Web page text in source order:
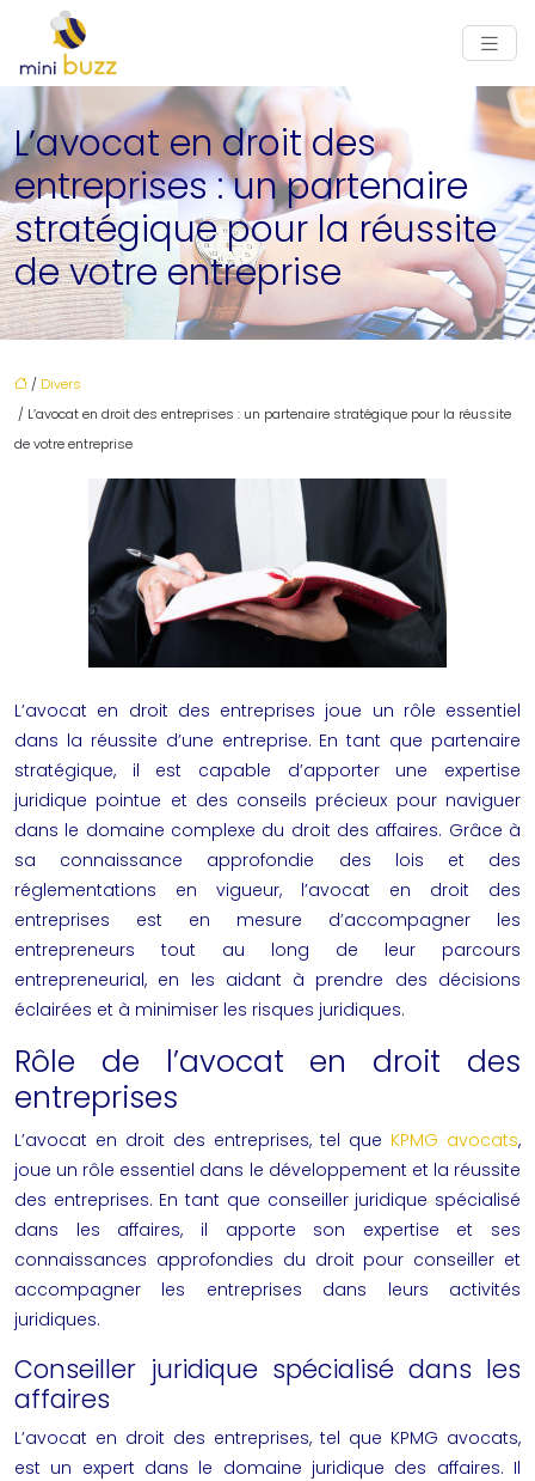
L’avocat en droit des
entreprises : un partenaire
stratégique pour la réussite
de votre entreprise
/ Divers
/ L’avocat en droit des entreprises : un partenaire stratégique pour la réussite
de votre entreprise
L’avocat en droit des entreprises joue un rôle essentiel
dans la réussite d’une entreprise. En tant que partenaire
stratégique, il est capable d’apporter une expertise
juridique pointue et des conseils précieux pour naviguer
dans le domaine complexe du droit des affaires. Grâce à
sa connaissance approfondie des lois et des
réglementations en vigueur, l’avocat en droit des
entreprises est en mesure d’accompagner les
entrepreneurs tout au long de leur parcours
entrepreneurial, en les aidant à prendre des décisions
éclairées et à minimiser les risques juridiques.
Rôle de l’avocat en droit des
entreprises
L’avocat en droit des entreprises, tel que KPMG avocats,
joue un rôle essentiel dans le développement et la réussite
des entreprises. En tant que conseiller juridique spécialisé
dans les affaires, il apporte son expertise et ses
connaissances approfondies du droit pour conseiller et
accompagner les entreprises dans leurs activités
juridiques.
Conseiller juridique spécialisé dans les
affaires
L’avocat en droit des entreprises, tel que KPMG avocats,
est un expert dans le domaine juridique des affaires. Il